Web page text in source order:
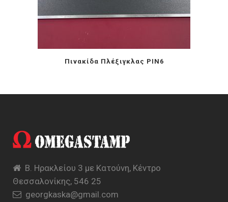
Πινακίδα Πλέξιγκλας PIN6
Β. Ηρακλείου 3 με Κατούνη, Κέντρο
Θεσσαλονίκης, 546 25
georgkaska@gmail.com